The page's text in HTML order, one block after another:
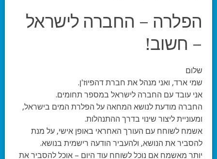
הפלרה – החברה לישראל
– חשוב!
שלום
שמי ארד, ואני מנהל את חברת דהפיוז'ן.
אני עובד עם החברה לישראל במספר תחומים.
החברה מודעת לנושא המחאה על הפלרת המים בישראל,
ומעוניית ליצור שינוי בדרך ההתנהלות.
אשמח לשוחח עם העורך האחראי באופן אישי, על מנת
להסביר את הנושא, ולהעביר הודעה רישמית בנושא.
יותר מאשמח אם נוכל לשוחח עוד היום – אוכל להסביר את